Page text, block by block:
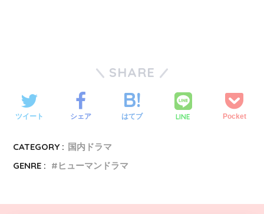
SHARE
ツイート シェア はてブ LINE Pocket
CATEGORY : 国内ドラマ
GENRE :
ヒューマンドラマ